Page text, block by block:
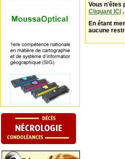
Vous n'êtes
Cliquant ICI .
En étant
aucune